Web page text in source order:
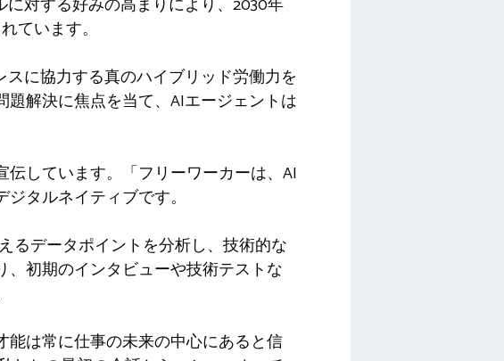
ています。
に協力する真のハイブリッド労働力を
解決に焦点を当て、AIエージェントは
しています。「フリーワーカーは、AI
タルネイティブです。
るデータポイントを分析し、技術的な
初期のインタビューや技術テストな
能は常に仕事の未来の中心にあると信